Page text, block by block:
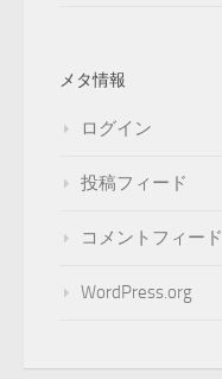
メタ情報
ログイン
投稿フィード
コメントフィード
WordPress.org